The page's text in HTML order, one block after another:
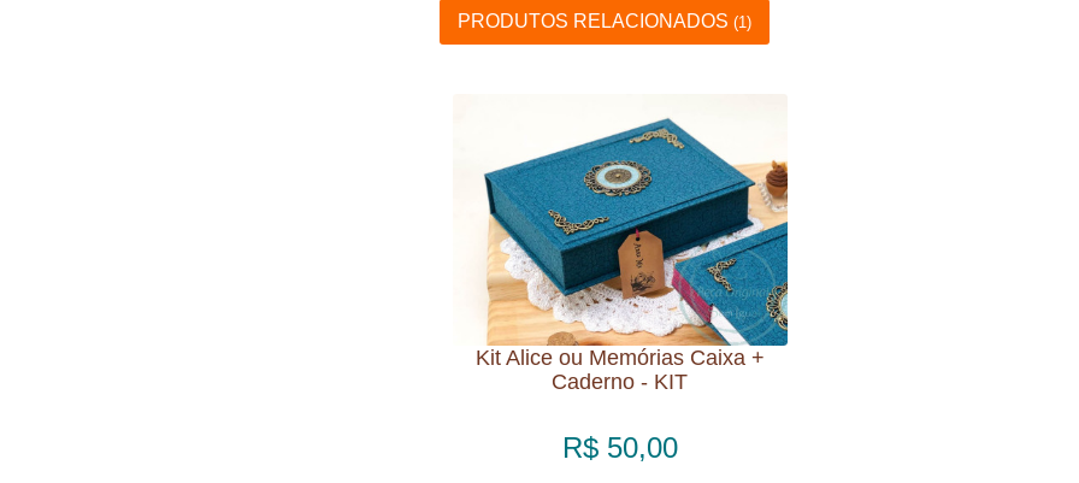
PRODUTOS RELACIONADOS (1)
Kit Alice ou Memórias Caixa +
Caderno - KIT
R$ 50,00